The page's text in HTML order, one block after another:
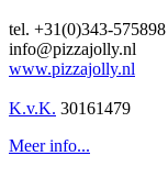
tel. +31(0)343-575898
info@pizzajolly.nl
www.pizzajolly.nl
K.v.K. 30161479
Meer info...